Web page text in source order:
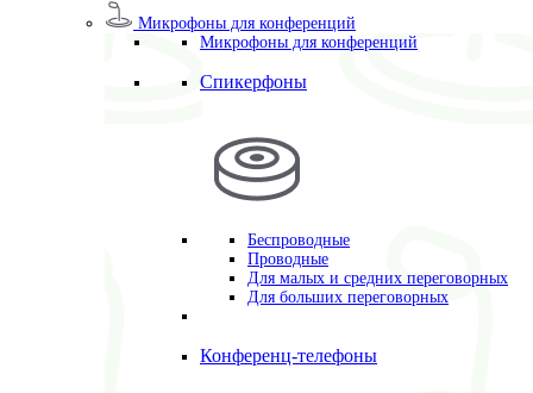
Микрофоны для конференций
Микрофоны для конференций
Спикерфоны
Беспроводные
Проводные
Для малых и средних переговорных
Для больших переговорных
Конференц-телефоны